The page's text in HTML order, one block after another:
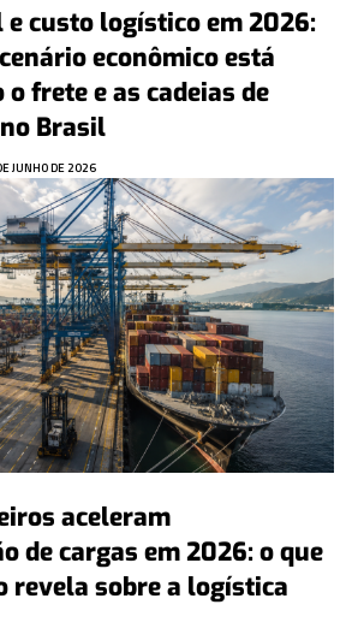
e custo logístico em 2026:
econômico está
frete e as cadeias de
Brasil
JUNHO DE 2026
aceleram
de cargas em 2026: o que
revela sobre a logística